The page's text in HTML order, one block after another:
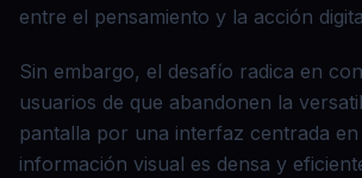
entre el pensamiento y la acción
Sin embargo, el desafío radica en
usuarios de que abandonen la
pantalla por una interfaz centrada
información visual es densa y